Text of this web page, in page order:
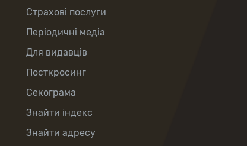
Страхові послуги
Періодичні медіа
Для видавців
Посткросинг
Секограма
Знайти індекс
Знайти адресу